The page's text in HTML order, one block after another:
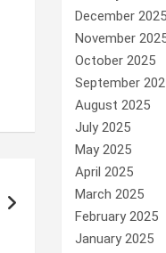
December 2025
November
October 2025
September
August 2025
July 2025
May 2025
April 2025
March 2025
February 2025
January 2025